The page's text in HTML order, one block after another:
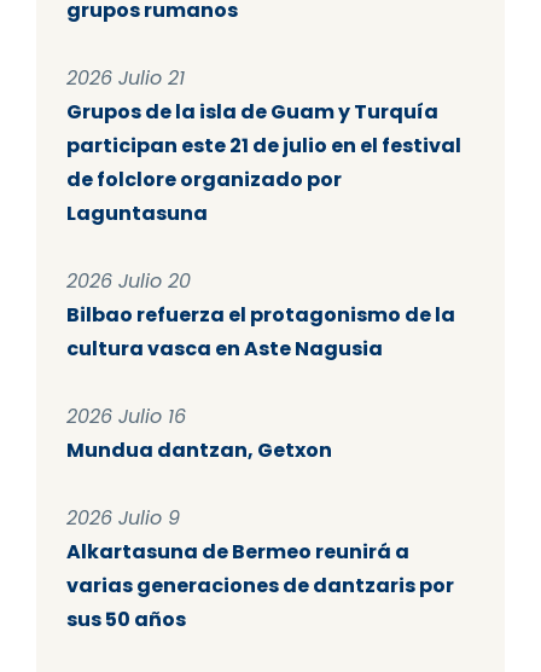
grupos rumanos
2026 Julio 21
Grupos de la isla de Guam y Turquía
participan este 21 de julio en el festival
de folclore organizado por
Laguntasuna
2026 Julio 20
Bilbao refuerza el protagonismo de la
cultura vasca en Aste Nagusia
2026 Julio 16
Mundua dantzan, Getxon
2026 Julio 9
Alkartasuna de Bermeo reunirá a
varias generaciones de dantzaris por
sus 50 años